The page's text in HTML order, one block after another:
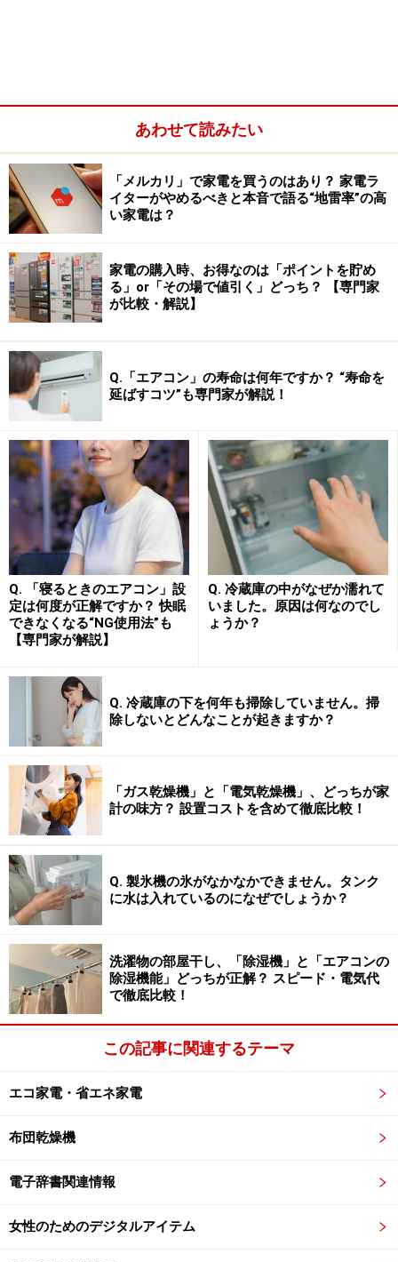
帰宅後に慌てる心配がありません。
そのほか、週末などに下ごしらえして冷凍し、平日の夜
はそれらを調理するだけ、といった手間抜きの準備も可
能。最新の調理家電なら解凍から仕上げまで自動制御で
やってくれます。
おすすめな人の特徴2：おいしさや健康面を
アップグレードしたいと考えている人
油で揚げないノンフライ唐揚げが楽しめる調理家電も
調理家電はただ手間を省くだけでなく、よりおいしい料
理が手軽に作れるというメリットがあります。例えば、
コンロに鍋を置いて煮込み料理を作る場合、火力が強過
ぎると焦げ付いたり、煮詰まったりします。また、逆に
加熱が短いと生煮えになることも。しかし、調理家電を
使えば決まった温度で決まった時間の加熱が可能。オー
トメニューを利用すれば、あまり料理をしない人でも失
敗しにくくなっています。
また、近年の調理家電はホテルシェフのレシピや大手レ
シピサイトの人気レシピを搭載していたり、料理研究家
監修のレシピが付属している場合もあります。普段とは
ちょっと違った、おいしいメニューを失敗することなく
手軽に作れるのが魅力です。
加えて、おいしさだけでなく健康を意識したメニューも
調理家電が得意なジャンル。例えば、油で揚げないノン
ど、カラダのことを考えた料理ができます。さらに豆乳
や塩麹、ヨーグルトなどもほったらかしで作ることが可
能です。
あわせて読みたい
「メルカリ」で家電を買うのはあり？ 家電ラ
イターがやめるべきと本音で語る“地雷率”の高
い家電は？
家電の購入時、お得なのは「ポイントを貯め
る」or「その場で値引く」どっち？ 【専門家
が比較・解説】
Q.「エアコン」の寿命は何年ですか？ “寿命を
延ばすコツ”も専門家が解説！
Q. 「寝るときのエアコン」設
定は何度が正解ですか？ 快眠
できなくなる“NG使用法”も
【専門家が解説】
Q. 冷蔵庫の中がなぜか濡れて
いました。原因は何なのでし
ょうか？
Q. 冷蔵庫の下を何年も掃除していません。掃
除しないとどんなことが起きますか？
「ガス乾燥機」と「電気乾燥機」、どっちが家
計の味方？ 設置コストを含めて徹底比較！
Q. 製氷機の氷がなかなかできません。タンク
に水は入れているのになぜでしょうか？
洗濯物の部屋干し、「除湿機」と「エアコンの
除湿機能」どっちが正解？ スピード・電気代
で徹底比較！
この記事に関連するテーマ
エコ家電・省エネ家電
布団乾燥機
電子辞書関連情報
女性のためのデジタルアイテム